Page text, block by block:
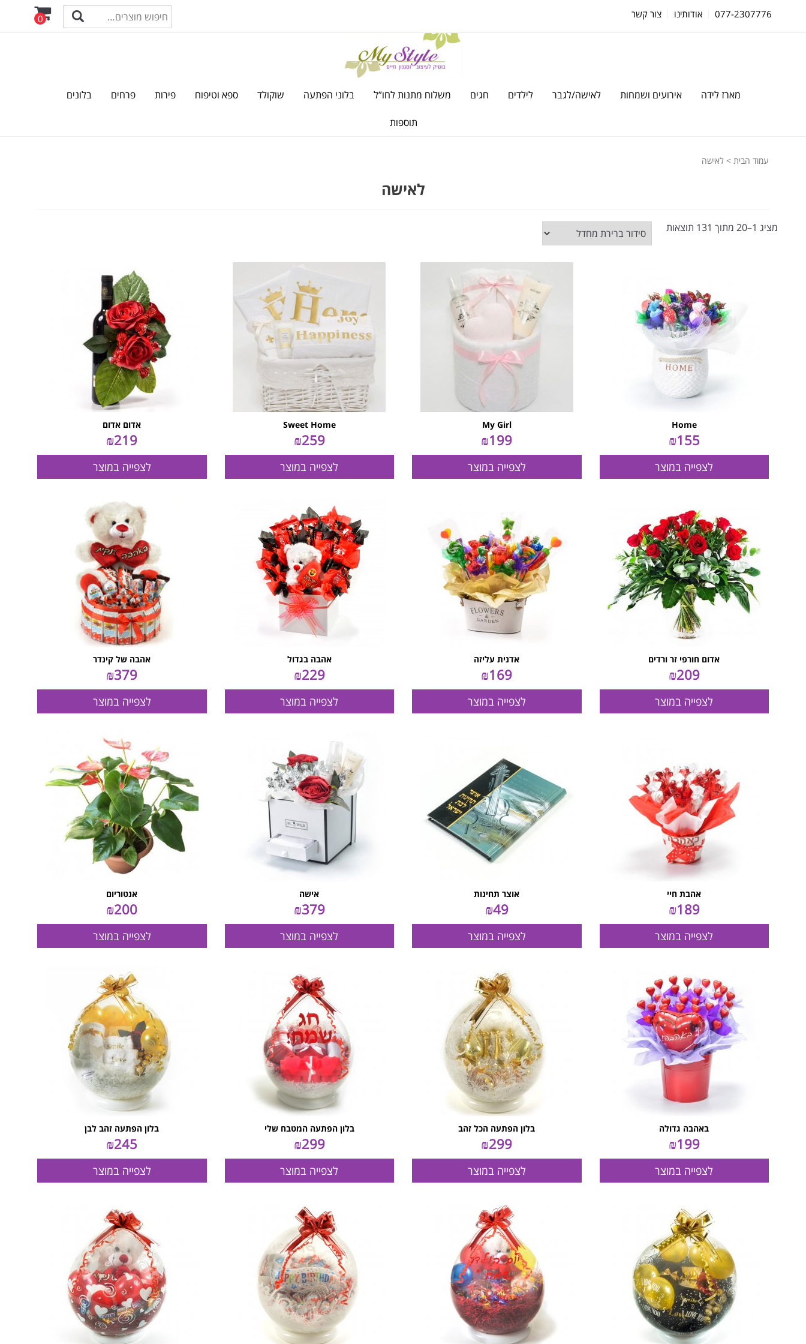
077-2307776 אודותינו צור קשר 0
מארז לידה אירועים ושמחות לאישה/לגבר לילדים חגים משלוח מתנות לחו”ל בלוני הפתעה שוקולד ספא וטיפוח פירות פרחים בלונים
תוספות
עמוד הבית > לאישה
לאישה
מציג 1–20 מתוך 131 תוצאות
Home
₪155
לצפייה במוצר
My Girl
₪199
לצפייה במוצר
Sweet Home
₪259
לצפייה במוצר
אדום אדום
₪219
לצפייה במוצר
אדום חורפי זר ורדים
₪209
לצפייה במוצר
אדנית עליזה
₪169
לצפייה במוצר
אהבה בגדול
₪229
לצפייה במוצר
אהבה של קינדר
₪379
לצפייה במוצר
אהבת חיי
₪189
לצפייה במוצר
אוצר תחינות
₪49
לצפייה במוצר
אישה
₪379
לצפייה במוצר
אנטוריום
₪200
לצפייה במוצר
באהבה גדולה
₪199
לצפייה במוצר
בלון הפתעה הכל זהב
₪299
לצפייה במוצר
בלון הפתעה המטבח שלי
₪299
לצפייה במוצר
בלון הפתעה זהב לבן
₪245
לצפייה במוצר